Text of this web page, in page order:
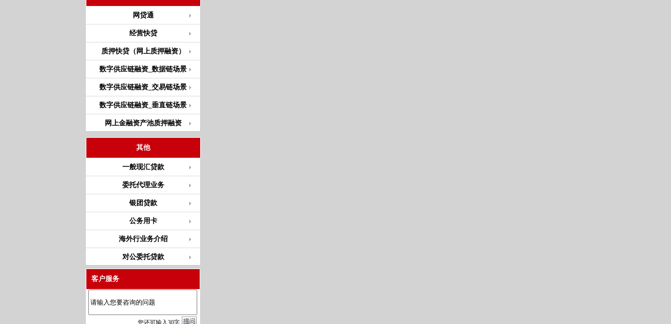
网贷通
经营快贷
质押快贷（网上质押融资）
数字供应链融资_数据链场景
数字供应链融资_交易链场景
数字供应链融资_垂直链场景
网上金融资产池质押融资
其他
一般现汇贷款
委托代理业务
银团贷款
公务用卡
海外行业务介绍
对公委托贷款
客户服务
您还可输入 30字